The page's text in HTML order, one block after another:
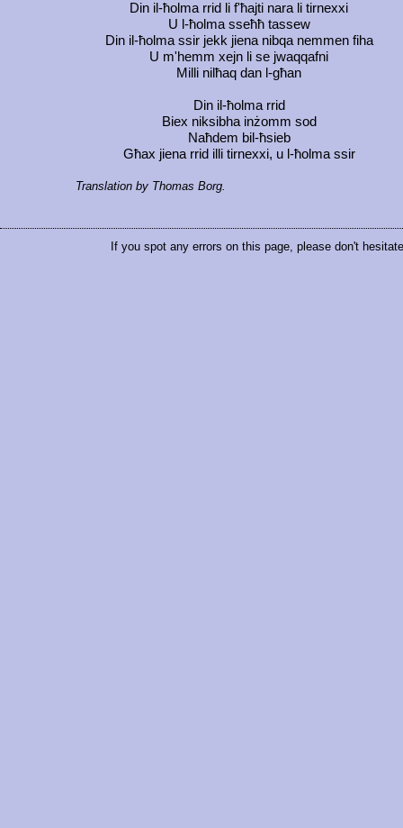
Din il-ħolma rrid li f'ħajti nara li tirnexxi
U l-ħolma sseħħ tassew
Din il-ħolma ssir jekk jiena nibqa nemmen fiha
U m'hemm xejn li se jwaqqafni
Milli nilħaq dan l-għan
Din il-ħolma rrid
Biex niksibha inżomm sod
Naħdem bil-ħsieb
Għax jiena rrid illi tirnexxi, u l-ħolma ssir
Translation by Thomas Borg.
If you spot any errors on this page, please don't